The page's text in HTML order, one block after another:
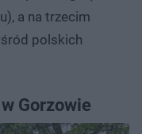
a na trzecim
polskich
Gorzowie